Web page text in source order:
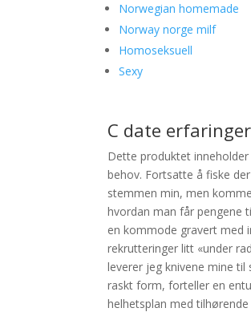
Norwegian homemade
Norway norge milf
Homoseksuell
Sexy
C date
Dette produktet
behov. Fortsatte å fiske
stemmen min, men
hvordan man får pengene
en kommode gravert med
rekrutteringer litt «under
leverer jeg knivene mine
raskt form, forteller en
helhetsplan med